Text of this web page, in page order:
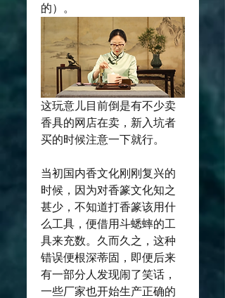
的）。
这玩意儿目前倒是有不少卖
香具的网店在卖，新入坑者
买的时候注意一下就行。
当初国内香文化刚刚复兴的
时候，因为对香篆文化知之
甚少，不知道打香篆该用什
么工具，便借用斗蟋蟀的工
具来充数。久而久之，这种
错误便根深蒂固，即便后来
有一部分人发现闹了笑话，
一些厂家也开始生产正确的